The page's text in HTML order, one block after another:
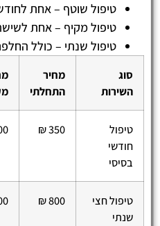
טיפול שוטף – אחת
טיפול מקיף – אחת
טיפול שנתי – כולל
סוג
השירות
מחיר
התחלתי
טיפול
חודשי
בסיסי
350 ₪
₪
טיפול חצי
שנתי
800 ₪
₪